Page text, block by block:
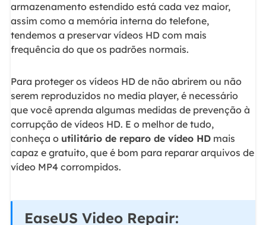
armazenamento estendido está cada vez maior,
assim como a memória interna do telefone,
tendemos a preservar vídeos HD com mais
frequência do que os padrões normais.
Para proteger os vídeos HD de não abrirem ou não
serem reproduzidos no media player, é necessário
que você aprenda algumas medidas de prevenção à
corrupção de vídeos HD. E o melhor de tudo,
conheça o utilitário de reparo de vídeo HDmais
capaz e gratuito, que é bom para reparar arquivos de
vídeo MP4 corrompidos.
EaseUS Video Repair: